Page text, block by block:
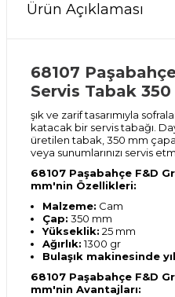
Ürün Açıklaması
68107
Servis Tabak
şık ve zarif tasarımıyla
katacak bir servis tabağı.
üretilen tabak, 350 mm
veya sunumlarınızı servis
68107 Paşabahçe F&D
mm'nin Özellikleri:
Malzeme: Cam
Çap: 350 mm
Yükseklik: 25 mm
Ağırlık: 1300 gr
Bulaşık makinesinde
68107 Paşabahçe F&D
mm'nin Avantajları: